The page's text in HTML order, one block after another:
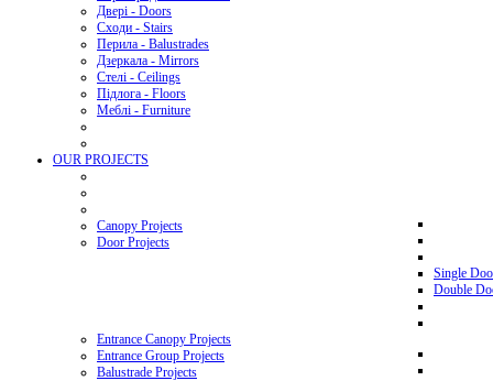
Двері - Doors
Сходи - Stairs
Перила - Balustrades
Дзеркала - Mirrors
Стелі - Ceilings
Підлога - Floors
Меблі - Furniture
OUR PROJECTS
Canopy Projects
Door Projects
Single
Double
Entrance Canopy Projects
Entrance Group Projects
Balustrade Projects